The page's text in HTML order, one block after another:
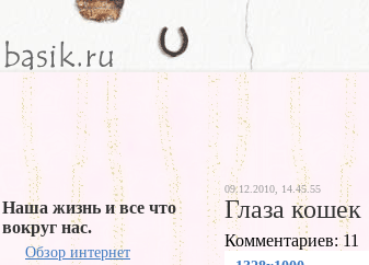
Наша жизнь и все что
вокруг нас.
Обзор интернет
09.12.2010, 14.45.55
Глаза кошек
Комментариев: 11